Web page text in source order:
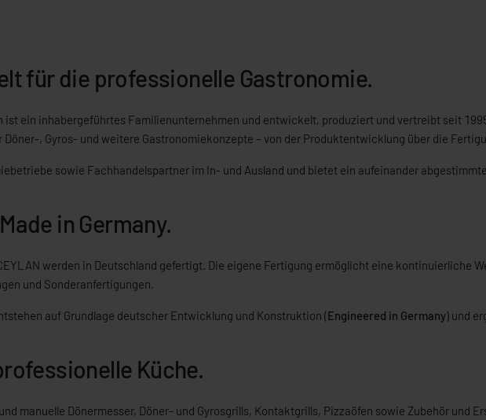
für die professionelle Gastronomie.
ist ein inhabergeführtes Familienunternehmen und entwickelt, produziert und vertreibt seit
, Gyros- und weitere Gastronomiekonzepte – von der Produktentwicklung über die
sowie Fachhandelspartner im In- und Ausland und bietet ein aufeinander
in Germany.
werden in Deutschland gefertigt. Die eigene Fertigung ermöglicht eine kontinuierliche
und Sonderanfertigungen.
auf Grundlage deutscher Entwicklung und Konstruktion (Engineered in Germany) und
Küche.
manuelle Dönermesser, Döner- und Gyrosgrills, Kontaktgrills, Pizzaöfen sowie Zubehör und